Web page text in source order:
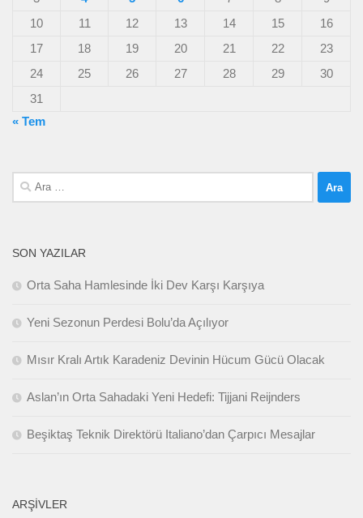
10
11 12 13 14 15
16
17
18 19 20 21 22
23
24
25 26 27 28 29
30
31
« Tem
Arama:
SON YAZILAR
Orta Saha Hamlesinde İki Dev Karşı Karşıya
Yeni Sezonun Perdesi Bolu’da Açılıyor
Mısır Kralı Artık Karadeniz Devinin Hücum Gücü Olacak
Aslan’ın Orta Sahadaki Yeni Hedefi: Tijjani Reijnders
Beşiktaş Teknik Direktörü Italiano’dan Çarpıcı Mesajlar
ARŞIVLER